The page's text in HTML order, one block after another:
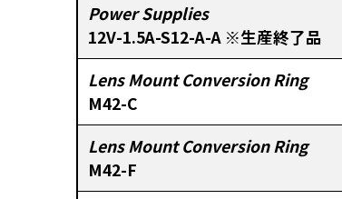
Power Supplies
12V-1.5A-S12-A-A ※生産終了品
Lens Mount Conversion Ring
M42-C
Lens Mount Conversion Ring
M42-F